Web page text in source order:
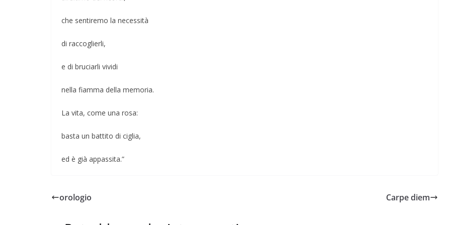
che sentiremo la necessità
di raccoglierli,
e di bruciarli vividi
nella fiamma della memoria.
La vita, come una rosa:
basta un battito di ciglia,
ed è già appassita.”
orologio Carpe diem